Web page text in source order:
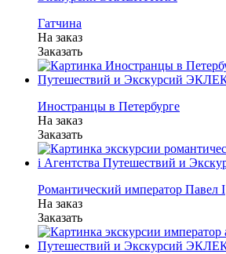
Гатчина
На заказ
Заказать
Иностранцы в Петербурге
На заказ
Заказать
Романтический император Павел I
На заказ
Заказать